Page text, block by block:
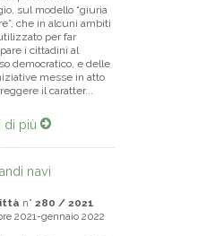
sul modello “giuria
che in alcuni ambiti
per far
i cittadini al
democratico, e delle
messe in atto
il caratter...
di più
navi
n° 280 / 2021
2021-gennaio 2022